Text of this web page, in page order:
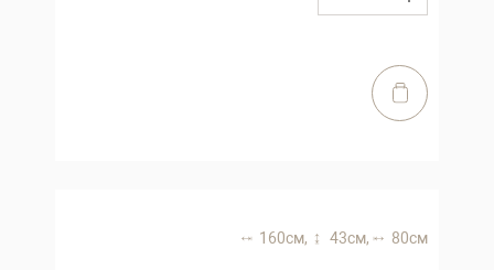
160 см, 43 см, 80 см